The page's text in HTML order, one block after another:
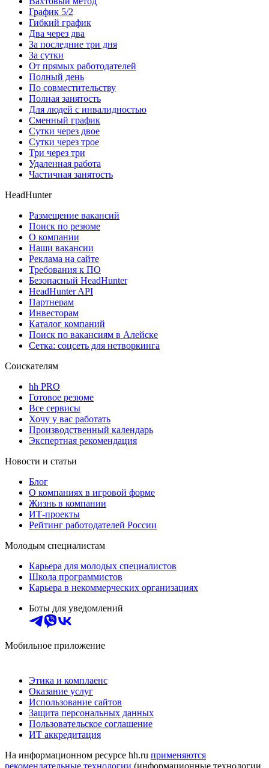
График 5/2
Гибкий график
Два через два
За последние три дня
За сутки
От прямых работодателей
Полный день
По совместительству
Полная занятость
Для людей с инвалидностью
Сменный график
Сутки через двое
Сутки через трое
Три через три
Удаленная работа
Частичная занятость
HeadHunter
Размещение вакансий
Поиск по резюме
О компании
Наши вакансии
Реклама на сайте
Требования к ПО
Безопасный HeadHunter
HeadHunter API
Партнерам
Инвесторам
Каталог компаний
Поиск по вакансиям в Алейске
Сетка: соцсеть для нетворкинга
Соискателям
hh PRO
Готовое резюме
Все сервисы
Хочу у вас работать
Производственный календарь
Экспертная рекомендация
Новости и статьи
Блог
О компаниях в игровой форме
Жизнь в компании
ИТ-проекты
Рейтинг работодателей России
Молодым специалистам
Карьера для молодых специалистов
Школа программистов
Карьера в некоммерческих организациях
Боты для уведомлений
Мобильное приложение
Этика и комплаенс
Оказание услуг
Использование сайтов
Защита персональных данных
Пользовательское соглашение
ИТ аккредитация
На информационном ресурсе hh.ru применяются
рекомендательные технологии (информационные технологии